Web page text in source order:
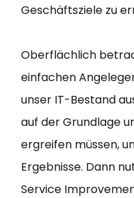
Geschäftsziele zu
Oberflächlich
einfachen
unser IT-Bestand
auf der Grundlage
ergreifen müssen,
Ergebnisse. Dann
Service